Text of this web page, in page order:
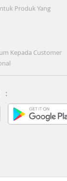
Produk Yang
Kepada Customer
: